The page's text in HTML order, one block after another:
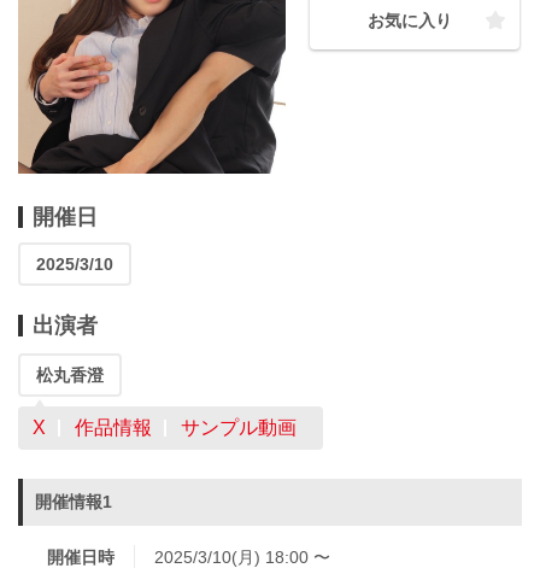
お気に入り
開催日
2025/3/10
出演者
松丸香澄
X 作品情報 サンプル動画
開催情報1
開催日時 2025/3/10(月) 18:00 〜